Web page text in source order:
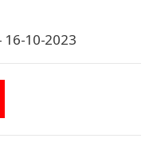
16-10-2023